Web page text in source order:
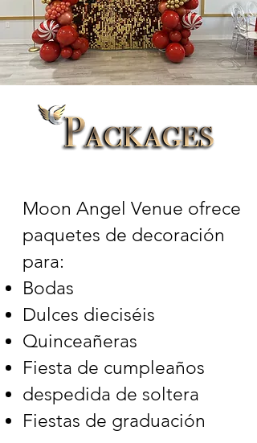
Moon Angel Venue ofrece
paquetes de decoración
para:
Bodas
Dulces dieciséis
Quinceañeras
Fiesta de cumpleaños
despedida de soltera
Fiestas de graduación